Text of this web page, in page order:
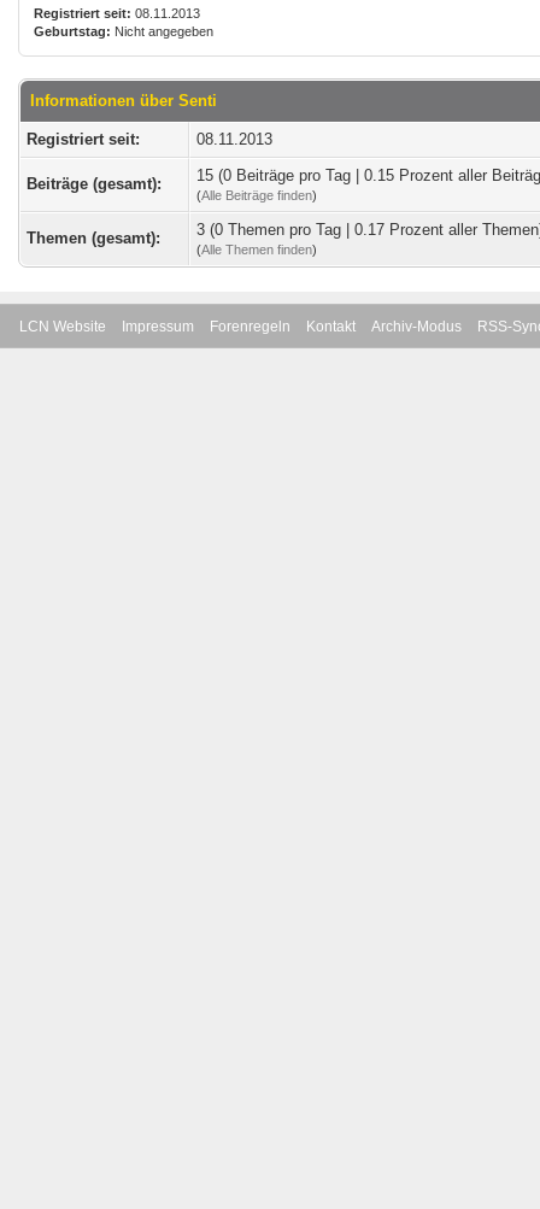
Registriert seit: 08.11.2013
Geburtstag: Nicht angegeben
Informationen über Senti
Registriert seit: 08.11.2013
Beiträge (gesamt): 15 (0 Beiträge pro Tag | 0.15 Prozent aller
(Alle Beiträge finden)
Themen (gesamt): 3 (0 Themen pro Tag | 0.17 Prozent aller
(Alle Themen finden)
LCN Website Impressum Forenregeln Kontakt Archiv-Modus RSS-